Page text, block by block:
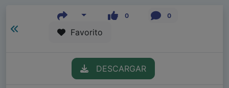
0 0
Favorito
DESCARGAR